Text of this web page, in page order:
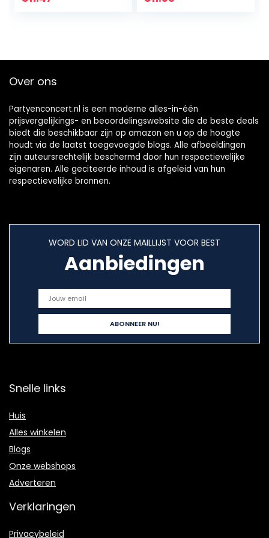
Over ons
Partyenconcert.nl is een moderne alles-in-één
prijsvergelijkings- en beoordelingswebsite die de beste deals
biedt die beschikbaar zijn op amazon en u op de hoogte
houdt via de laatst toegevoegde blogs. Alle afbeeldingen
zijn auteursrechtelijk beschermd door hun respectievelijke
eigenaren. Alle geciteerde inhoud is afgeleid van hun
respectievelijke bronnen.
WORD LID VAN ONZE MAILLIJST VOOR BEST
Aanbiedingen
Snelle links
Huis
Alles winkelen
Blogs
Onze webshops
Adverteren
Verklaringen
Privacybeleid